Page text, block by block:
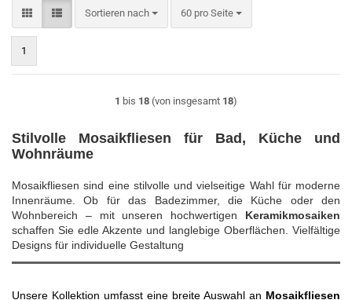
Sortieren nach
Sortieren nach 60 pro Seite
pro Seite
1
1 bis 18 (von insgesamt 18)
Stilvolle Mosaikfliesen für Bad, Küche und
Wohnräume
Mosaikfliesen sind eine stilvolle und vielseitige Wahl für moderne
Innenräume. Ob für das Badezimmer, die Küche oder den
Wohnbereich – mit unseren hochwertigen Keramikmosaiken
schaffen Sie edle Akzente und langlebige Oberflächen. Vielfältige
Designs für individuelle Gestaltung
Unsere Kollektion umfasst eine breite Auswahl an Mosaikfliesen